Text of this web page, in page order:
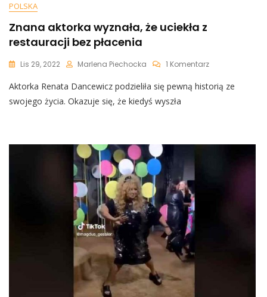
POLSKA
Znana aktorka wyznała, że uciekła z
restauracji bez płacenia
Lis 29, 2022 Marlena Piechocka 1 KomentarzDo
Aktorka
Restauracji
Aktorka Renata Dancewicz podzieliła się pewną historią ze
swojego życia. Okazuje się, że kiedyś wyszła